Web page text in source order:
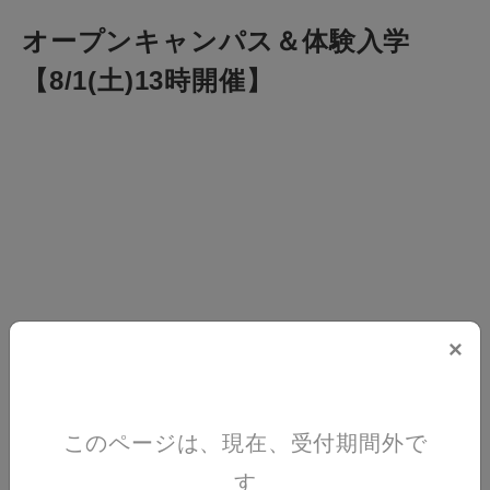
オープンキャンパス＆体験入学
【8/1(土)13時開催】
×
このページは、現在、受付期間外で
す